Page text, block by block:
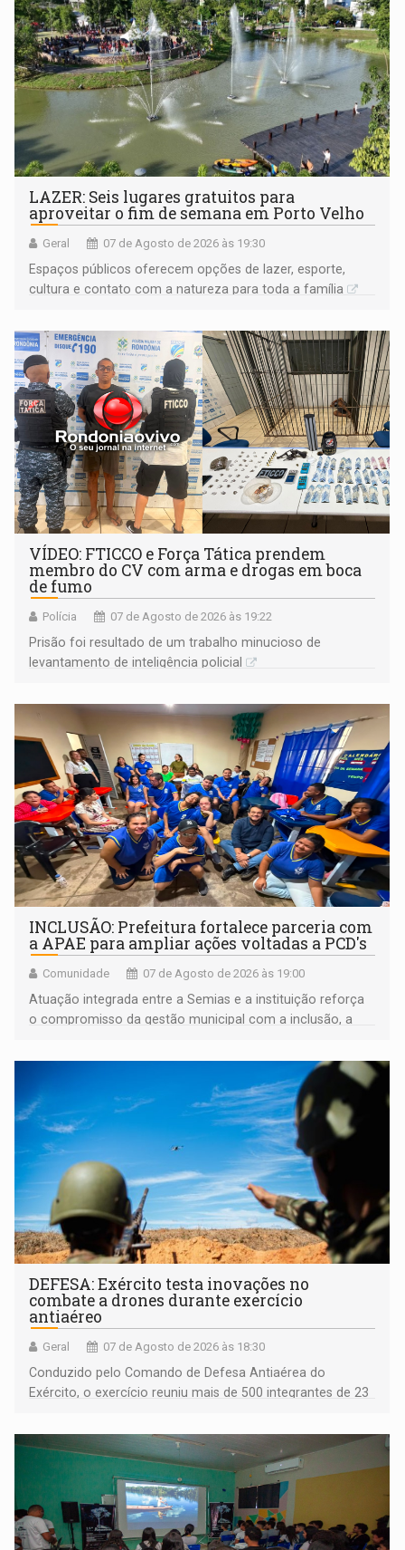
LAZER: Seis lugares gratuitos para
aproveitar o fim de semana em Porto Velho
Geral 07 de Agosto de 2026 às 19:30
Espaços públicos oferecem opções de lazer, esporte,
cultura e contato com a natureza para toda a família
VÍDEO: FTICCO e Força Tática prendem
membro do CV com arma e drogas em boca
de fumo
Polícia 07 de Agosto de 2026 às 19:22
Prisão foi resultado de um trabalho minucioso de
levantamento de inteligência policial
INCLUSÃO: Prefeitura fortalece parceria com
a APAE para ampliar ações voltadas a PCD's
Comunidade 07 de Agosto de 2026 às 19:00
Atuação integrada entre a Semias e a instituição reforça
o compromisso da gestão municipal com a inclusão, a
DEFESA: Exército testa inovações no
combate a drones durante exercício
antiaéreo
Geral 07 de Agosto de 2026 às 18:30
Conduzido pelo Comando de Defesa Antiaérea do
Exército, o exercício reuniu mais de 500 integrantes de 23